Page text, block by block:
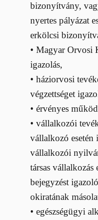
bizonyítvány,
nyertes pályázat
erkölcsi
• Magyar Orvosi
igazolás,
• háziorvosi
végzettséget
• érvényes
• vállalkozói
vállalkozó esetén
vállalkozói
társas vállalkozás
bejegyzést
okiratának
• egészségügyi